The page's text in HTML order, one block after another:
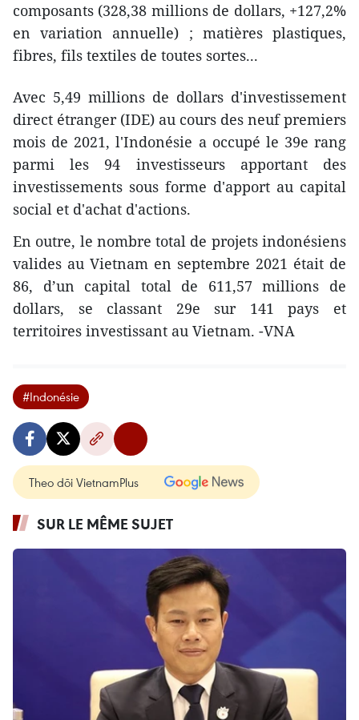
composants (328,38 millions de dollars, +127,2%
en variation annuelle) ; matières plastiques,
fibres, fils textiles de toutes sortes...
Avec 5,49 millions de dollars d'investissement
direct étranger (IDE) au cours des neuf premiers
mois de 2021, l'Indonésie a occupé le 39e rang
parmi les 94 investisseurs apportant des
investissements sous forme d'apport au capital
social et d'achat d'actions.
En outre, le nombre total de projets indonésiens
valides au Vietnam en septembre 2021 était de
86, d’un capital total de 611,57 millions de
dollars, se classant 29e sur 141 pays et
territoires investissant au Vietnam. -VNA
#Indonésie
Theo dõi VietnamPlus
SUR LE MÊME SUJET